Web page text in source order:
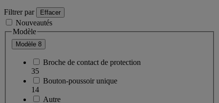
Filtrer par Effacer
Nouveautés
Modèle
Modèle 8
Broche de contact de protection
35
Bouton-poussoir unique
14
Autre